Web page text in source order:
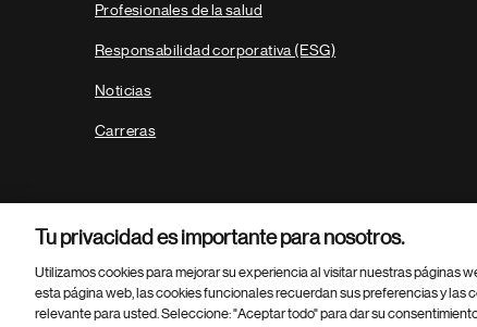
Profesionales de la salud
Responsabilidad corporativa (ESG)
Noticias
Carreras
Parte
© 2026 Novartis AG
Tu privacidad es importante para nosotros.
Utilizamos cookies para mejorar su experiencia al visitar nuestras páginas
esta página web, las cookies funcionales recuerdan sus preferencias y las
relevante para usted. Seleccione: "Aceptar todo" para dar su